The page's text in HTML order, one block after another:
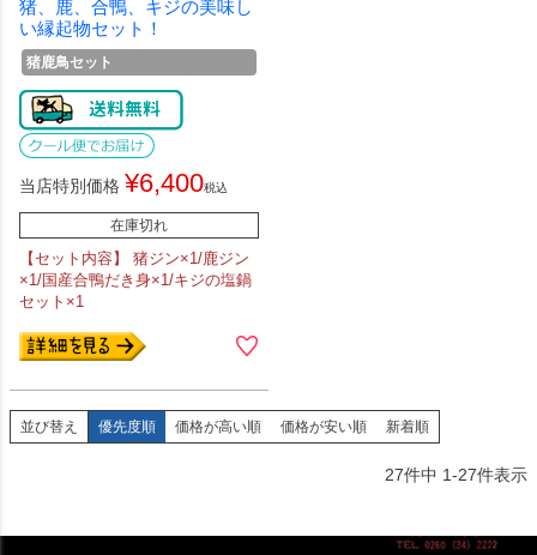
猪、鹿、合鴨、キジの美味し
い縁起物セット！
猪鹿鳥セット
当店特別価格 ¥6,400税込
在庫切れ
【セット内容】 猪ジン×1/鹿ジン
×1/国産合鴨だき身×1/キジの塩鍋
セット×1
並び替え 優先度順 価格が高い順 価格が安い順 新着順
27件中 1-27件表示